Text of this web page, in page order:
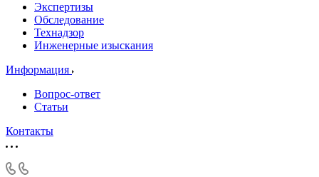
Экспертизы
Обследование
Технадзор
Инженерные изыскания
Информация
Вопрос-ответ
Статьи
Контакты